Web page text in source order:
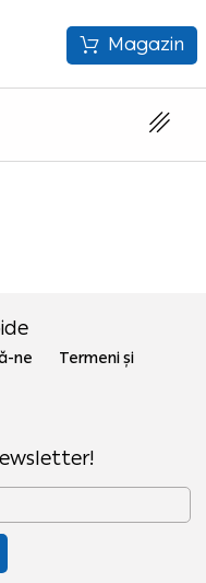
Magazin
pentru masă
și huse de saltele
masă Molton impermeabil
spital
ne
Termeni și